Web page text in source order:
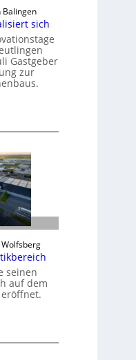
Balingen
sich
Gastgeber
zur
seinen
auf dem